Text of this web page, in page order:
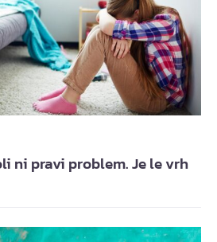
ni pravi problem. Je le vrh